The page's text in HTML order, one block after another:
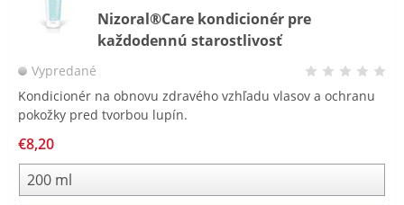
Nizoral®Care kondicionér pre
každodennú starostlivosť
Vypredané
Kondicionér na obnovu zdravého vzhľadu vlasov a ochranu
pokožky pred tvorbou lupín.
€8,20